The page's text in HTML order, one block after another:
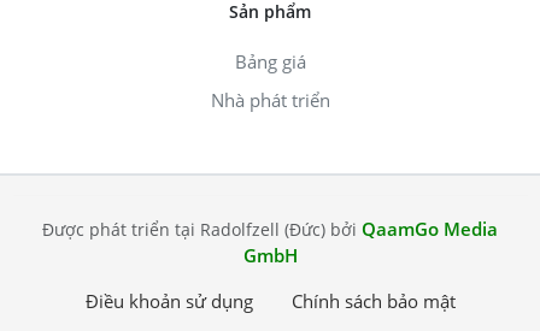
Sản phẩm
Bảng giá
Nhà phát triển
Được phát triển tại Radolfzell (Đức) bởi QaamGo Media
GmbH
Điều khoản sử dụng
Chính sách bảo mật